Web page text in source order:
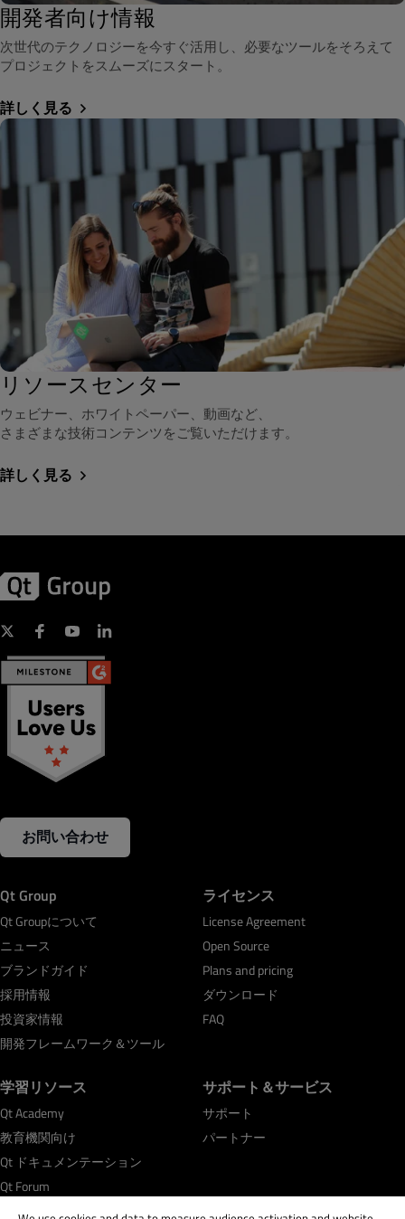
開発者向け情報
次世代のテクノロジーを今すぐ活用し、必要なツールをそろえて
プロジェクトをスムーズにスタート。
詳しく見る
リソースセンター
ウェビナー、ホワイトペーパー、動画など、
さまざまな技術コンテンツをご覧いただけます。
詳しく見る
お問い合わせ
Qt Group
Qt Groupについて
ニュース
ブランドガイド
採用情報
投資家情報
開発フレームワーク＆ツール
ライセンス
License Agreement
Open Source
Plans and pricing
ダウンロード
FAQ
学習リソース
Qt Academy
教育機関向け
Qt ドキュメンテーション
Qt Forum
サポート＆サービス
サポート
パートナー